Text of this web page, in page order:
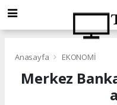
Anasayfa EKONOMİ
Merkez